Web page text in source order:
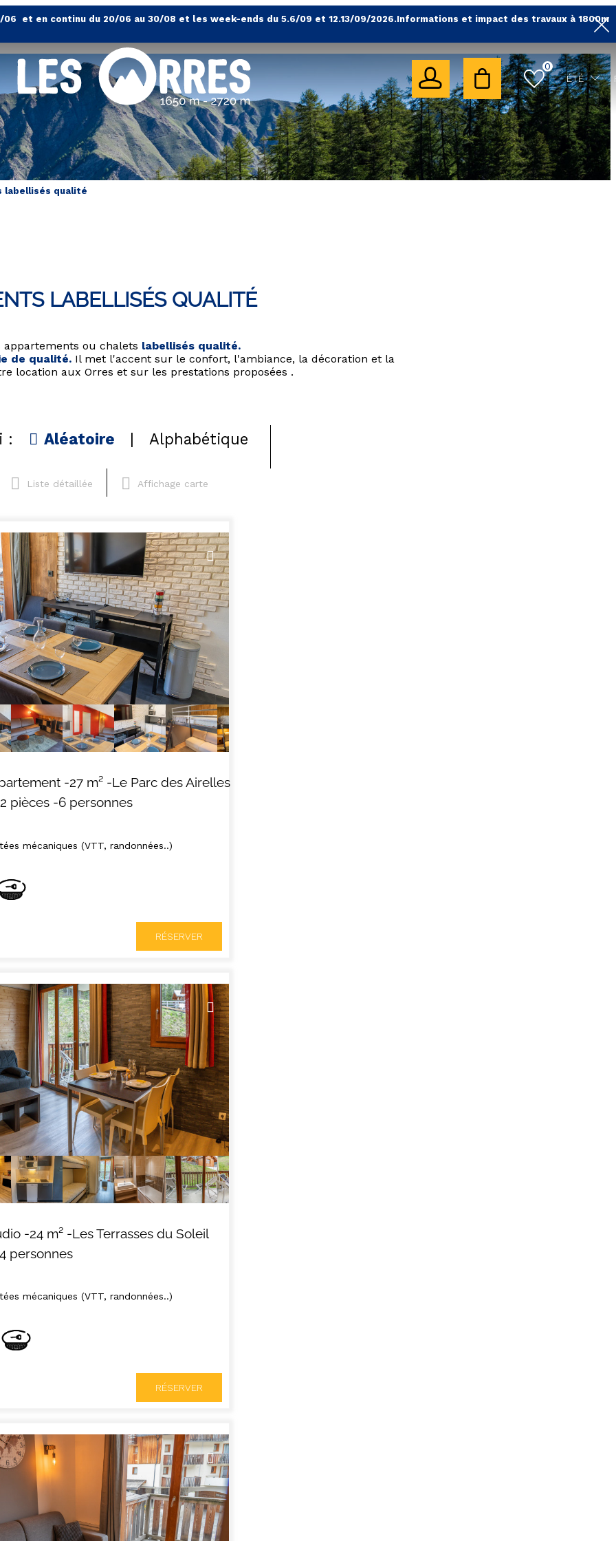
et en continu du 20/06 au 30/08 et les week-ends du 5.6/09 et 12.13/09/2026.Informations et impact des travaux à 1800m
0
ÉTÉ
AVEC
PISCINE
LES ORRES 1650
labellisés qualité
LABELLISÉS QUALITÉ
appartements ou chalets labellisés qualité.
de qualité. Il met l'accent sur le confort, l'ambiance, la décoration et la
location aux Orres et sur les prestations proposées .
Liste détaillée Affichage carte
: Aléatoire Alphabétique
-27 m² -Le Parc des Airelles
pièces -6 personnes
mécaniques (VTT, randonnées..)
RÉSERVER
-24 m² -Les Terrasses du Soleil
personnes
mécaniques (VTT, randonnées..)
RÉSERVER